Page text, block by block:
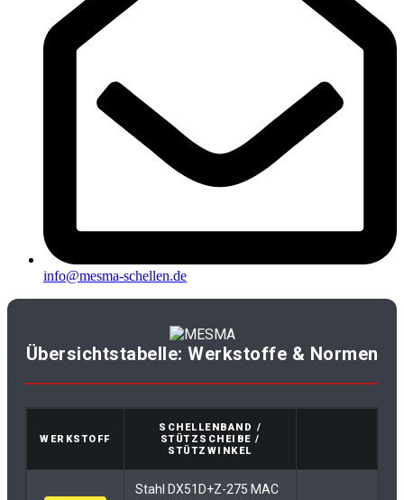
info@mesma-schellen.de
Übersichtstabelle: Werkstoffe & Normen
WERKSTOFF
SCHELLENBAND /
STÜTZSCHEIBE /
STÜTZWINKEL
Stahl DX51D+Z-275 MAC